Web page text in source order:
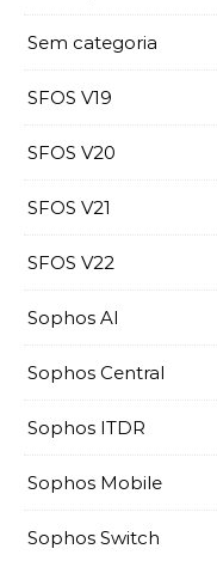
Sem categoria
SFOS V19
SFOS V20
SFOS V21
SFOS V22
Sophos AI
Sophos Central
Sophos ITDR
Sophos Mobile
Sophos Switch